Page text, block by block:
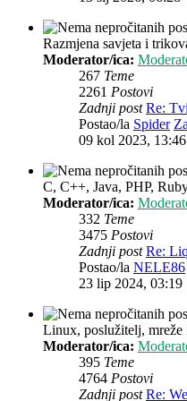
Razmjena savjeta i
Moderator/ica:
267 Teme
2261 Postovi
Zadnji post Re:
Postao/la Spider
09 kol 2023, 13:46
C, C++, Java, PHP,
Moderator/ica:
332 Teme
3475 Postovi
Zadnji post Re:
Postao/la NELE86
23 lip 2024, 03:19
Linux, poslužitelj, mreže
Moderator/ica:
395 Teme
4764 Postovi
Zadnji post Re: